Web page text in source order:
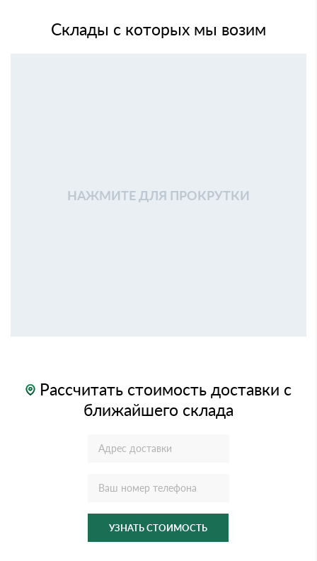
Склады с которых мы возим
НАЖМИТЕ ДЛЯ ПРОКРУТКИ
Рассчитать стоимость доставки с
ближайшего склада
УЗНАТЬ СТОИМОСТЬ